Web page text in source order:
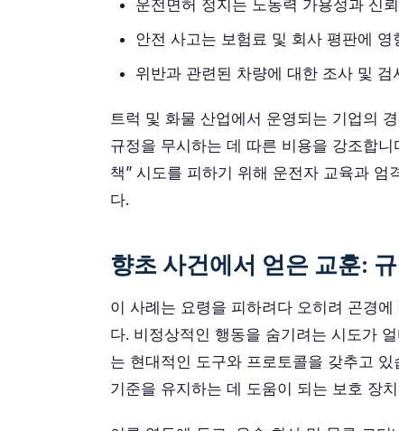
운전면허 정지는 노동력 가용성과 신
안전 사고는 보험료 및 회사 평판에 영
위반과 관련된 차량에 대한 조사 및 검
트럭 및 화물 산업에서 운영되는 기업의
규정을 무시하는 데 따른 비용을 강조합
책” 시도를 피하기 위해 운전자 교육과 엄
다.
향초 사건에서 얻은 교훈:
이 사례는 요령을 피하려다 오히려 곤경
다. 비정상적인 행동을 숨기려는 시도가
는 현대적인 도구와 프로토콜을 갖추고
기준을 유지하는 데 도움이 되는 보호 장